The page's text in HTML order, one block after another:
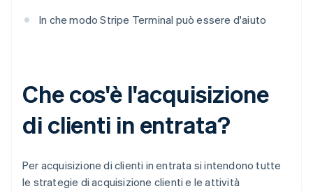
In che modo Stripe Terminal può essere d'aiuto
Che cos'è l'acquisizione
di clienti in entrata?
Per acquisizione di clienti in entrata si intendono tutte
le strategie di acquisizione clienti e le attività